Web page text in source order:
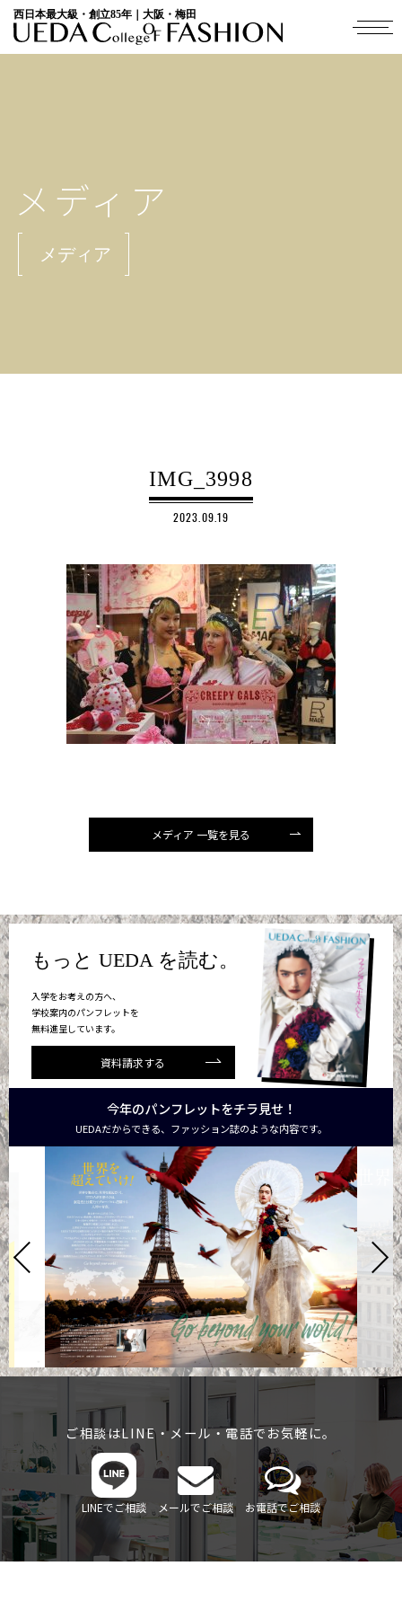
西日本最大級・創立85年｜大阪・梅田
メディア
メディア
IMG_3998
2023.09.19
メディア 一覧を見る
もっと UEDA を読む。
入学をお考えの方へ、
学校案内のパンフレットを
無料進呈しています。
資料請求する
今年のパンフレットをチラ見せ！
UEDAだからできる、ファッション誌のような内容です。
ご相談はLINE・メール・電話でお気軽に。
LINEでご相談 メールでご相談 お電話でご相談